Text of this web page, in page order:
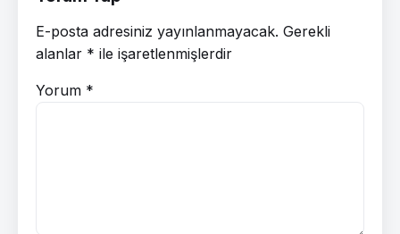
E-posta adresiniz yayınlanmayacak. Gerekli
alanlar * ile işaretlenmişlerdir
Yorum *